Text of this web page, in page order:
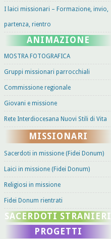
I laici missionari – Formazione, invio,
partenza, rientro
ANIMAZIONE
MOSTRA FOTOGRAFICA
Gruppi missionari parrocchiali
Commissione regionale
Giovani e missione
Rete Interdiocesana Nuovi Stili di Vita
MISSIONARI
Sacerdoti in missione (Fidei Donum)
Laici in missione (Fidei Donum)
Religiosi in missione
Fidei Donum rientrati
SACERDOTI STRANIERI
PROGETTI